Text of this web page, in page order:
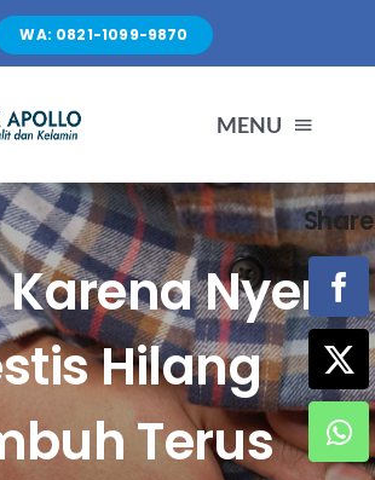
WA: 0821-1099-9870
MENU
TENTANG KAMI
LAYANAN
FASILITAS
ARTIKEL
Karena Nyeri
Hilang
Terus
Share